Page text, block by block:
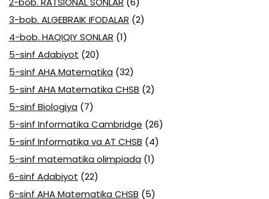
3-bob. ALGEBRAIK IFODALAR (2)
4-bob. HAQIQIY SONLAR (1)
5-sinf Adabiyot (20)
5-sinf AHA Matematika (32)
5-sinf AHA Matematika CHSB (2)
5-sinf Biologiya (7)
5-sinf Informatika Cambridge (26)
5-sinf Informatika va AT CHSB (4)
5-sinf matematika olimpiada (1)
6-sinf Adabiyot (22)
6-sinf AHA Matematika CHSB (5)